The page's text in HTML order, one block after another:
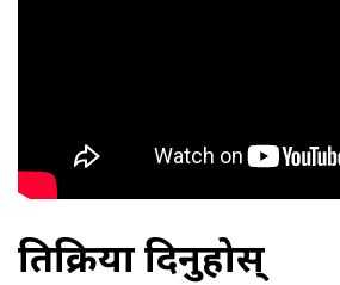
प्रतिक्रिया दिनुहोस्